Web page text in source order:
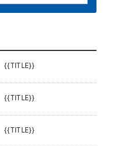
{{TITLE}}
{{TITLE}}
{{TITLE}}